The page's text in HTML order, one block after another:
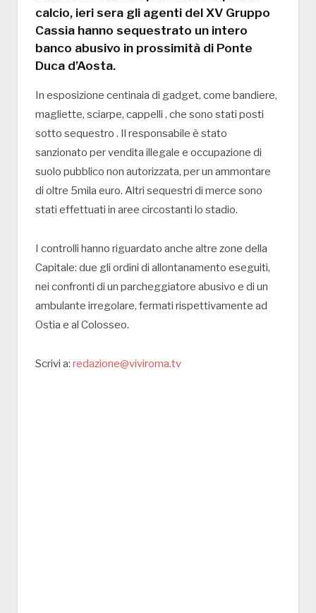
calcio, ieri sera gli agenti del XV Gruppo
Cassia hanno sequestrato un intero
banco abusivo in prossimità di Ponte
Duca d’Aosta.
In esposizione centinaia di gadget, come bandiere,
magliette, sciarpe, cappelli , che sono stati posti
sotto sequestro . Il responsabile è stato
sanzionato per vendita illegale e occupazione di
suolo pubblico non autorizzata, per un ammontare
di oltre 5mila euro. Altri sequestri di merce sono
stati effettuati in aree circostanti lo stadio.
I controlli hanno riguardato anche altre zone della
Capitale: due gli ordini di allontanamento eseguiti,
nei confronti di un parcheggiatore abusivo e di un
ambulante irregolare, fermati rispettivamente ad
Ostia e al Colosseo.
Scrivi a: redazione@viviroma.tv